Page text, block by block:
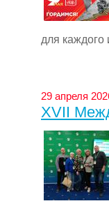
для каждого
29 апреля
XVII